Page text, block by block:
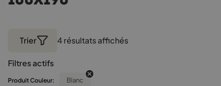
Trier 4 résultats affichés
Filtres actifs
Produit Couleur: Blanc